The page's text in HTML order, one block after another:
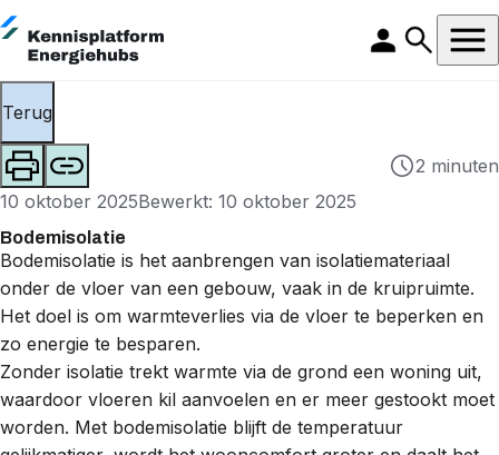
Terug
2 minuten
10 oktober 2025Bewerkt: 10 oktober 2025
Bodemisolatie
Bodemisolatie is het aanbrengen van isolatiemateriaal
onder de vloer van een gebouw, vaak in de kruipruimte.
Het doel is om warmteverlies via de vloer te beperken en
zo energie te besparen.
Zonder isolatie trekt warmte via de grond een woning uit,
waardoor vloeren kil aanvoelen en er meer gestookt moet
worden. Met bodemisolatie blijft de temperatuur